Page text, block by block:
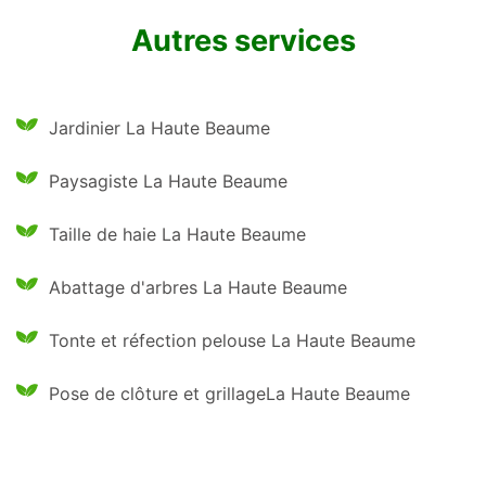
Autres services
Jardinier La Haute Beaume
Paysagiste La Haute Beaume
Taille de haie La Haute Beaume
Abattage d'arbres La Haute Beaume
Tonte et réfection pelouse La Haute Beaume
Pose de clôture et grillageLa Haute Beaume